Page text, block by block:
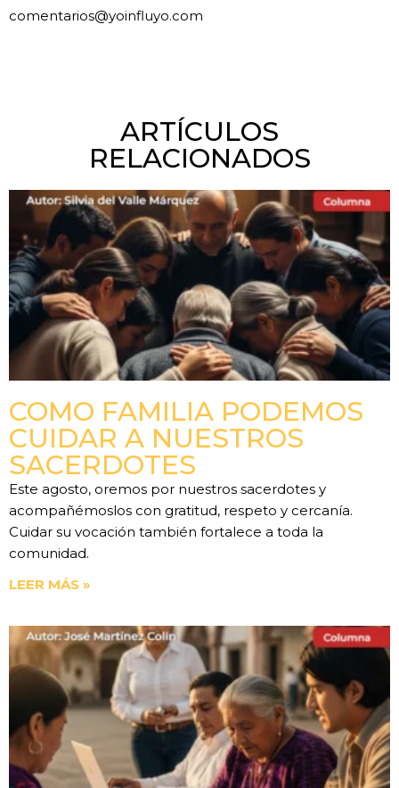
comentarios@yoinfluyo.com
ARTÍCULOS
RELACIONADOS
COMO FAMILIA PODEMOS
CUIDAR A NUESTROS
SACERDOTES
Este agosto, oremos por nuestros sacerdotes y
acompañémoslos con gratitud, respeto y cercanía.
Cuidar su vocación también fortalece a toda la
comunidad.
LEER MÁS »